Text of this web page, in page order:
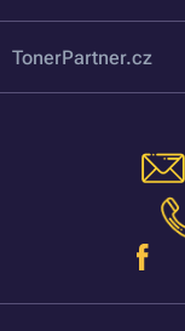
TonerPartner.cz